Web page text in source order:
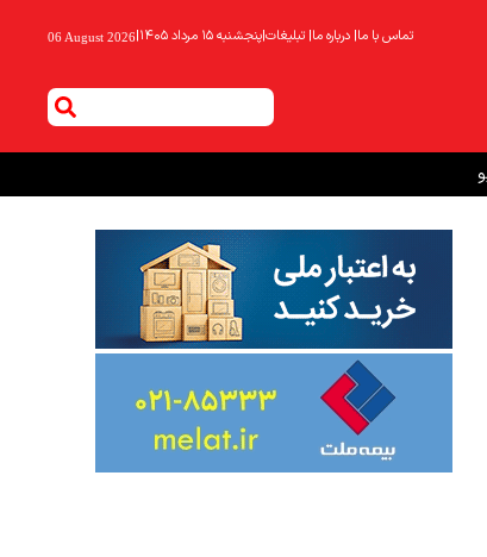
تماس با ما| درباره ما| تبلیغات|پنجشنبه ۱۵ مرداد ۱۴۰۵ |
06 August 2026